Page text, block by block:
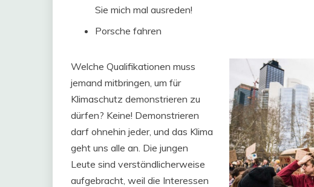
Sie mich mal ausreden!
Porsche fahren
Welche Qualifikationen muss
jemand mitbringen, um für
Klimaschutz demonstrieren zu
dürfen? Keine! Demonstrieren
darf ohnehin jeder, und das Klima
geht uns alle an. Die jungen
Leute sind verständlicherweise
aufgebracht, weil die Interessen